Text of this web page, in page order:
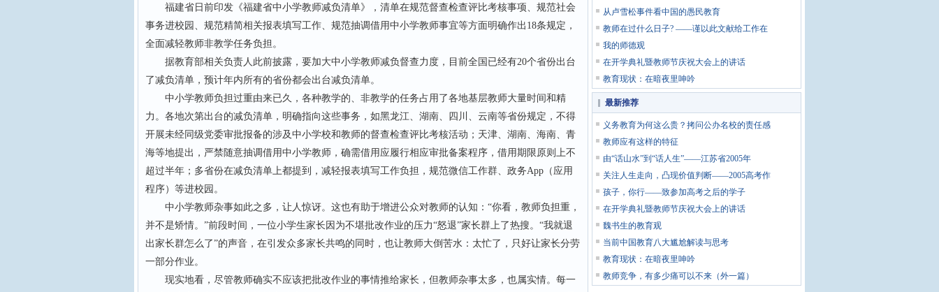
福建省日前印发《福建省中小学教师减负清单》，清单在规范督查检查评比考核事项、规范社会
事务进校园、规范精简相关报表填写工作、规范抽调借用中小学教师事宜等方面明确作出18条规定，
全面减轻教师非教学任务负担。
据教育部相关负责人此前披露，要加大中小学教师减负督查力度，目前全国已经有20个省份出台
了减负清单，预计年内所有的省份都会出台减负清单。
中小学教师负担过重由来已久，各种教学的、非教学的任务占用了各地基层教师大量时间和精
力。各地次第出台的减负清单，明确指向这些事务，如黑龙江、湖南、四川、云南等省份规定，不得
开展未经同级党委审批报备的涉及中小学校和教师的督查检查评比考核活动；天津、湖南、海南、青
海等地提出，严禁随意抽调借用中小学教师，确需借用应履行相应审批备案程序，借用期限原则上不
超过半年；多省份在减负清单上都提到，减轻报表填写工作负担，规范微信工作群、政务App（应用
程序）等进校园。
中小学教师杂事如此之多，让人惊讶。这也有助于增进公众对教师的认知：“你看，教师负担重，
并不是矫情。”前段时间，一位小学生家长因为不堪批改作业的压力“怒退”家长群上了热搜。“我就退
出家长群怎么了”的声音，在引发众多家长共鸣的同时，也让教师大倒苦水：太忙了，只好让家长分劳
一部分作业。
现实地看，尽管教师确实不应该把批改作业的事情推给家长，但教师杂事太多，也属实情。每一
从卢雪松事件看中国的愚民教育
教师在过什么日子? ——谨以此文献给工作在
我的师德观
在开学典礼暨教师节庆祝大会上的讲话
教育现状：在暗夜里呻吟
最新推荐
义务教育为何这么贵？拷问公办名校的责任感
教师应有这样的特征
由“话山水”到“话人生”——江苏省2005年
关注人生走向，凸现价值判断——2005高考作
孩子，你行——致参加高考之后的学子
在开学典礼暨教师节庆祝大会上的讲话
魏书生的教育观
当前中国教育八大尴尬解读与思考
教育现状：在暗夜里呻吟
教师竞争，有多少痛可以不来（外一篇）